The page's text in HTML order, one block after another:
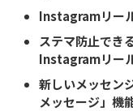
Instagramリー
ステマ防止でき
Instagramリー
新しいメッセン
メッセージ」機